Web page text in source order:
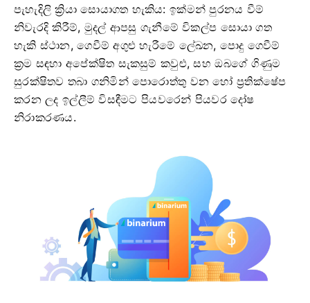
පැහැදිලි ක්‍රියා සොයාගත හැකිය: ඉක්මන් පුරනය වීම්
නිවැරදි කිරීම්, මුදල් ආපසු ගැනීමේ විකල්ප සොයා ගත
හැකි ස්ථාන, ගෙවීම් අගුළු හැරීමේ ලේඛන, පොදු ගෙවීම්
ක්‍රම සඳහා අපේක්ෂිත සැකසුම් කවුළු, සහ ඔබගේ ගිණුම
සුරක්ෂිතව තබා ගනිමින් පොරොත්තු වන හෝ ප්‍රතික්ෂේප
කරන ලද ඉල්ලීම් විසඳීමට පියවරෙන් පියවර දෝෂ
නිරාකරණය.